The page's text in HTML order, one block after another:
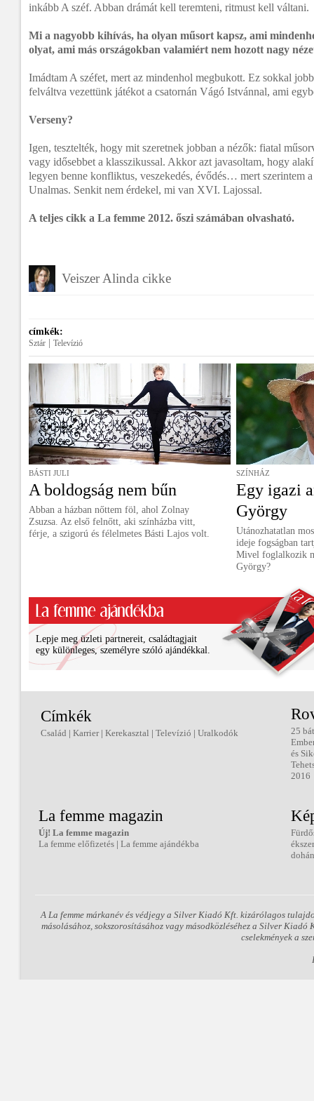
inkább A széf. Abban drámát kell teremteni, ritmust kell váltani.
Mi a nagyobb kihívás, ha olyan műsort kapsz, ami
olyat, ami más országokban valamiért nem hozott nagy
Imádtam A széfet, mert az mindenhol megbukott. Ez sokkal
felváltva vezettünk játékot a csatornán Vágó Istvánnal, ami
Verseny?
Igen, tesztelték, hogy mit szeretnek jobban a nézők: fiatal
vagy idősebbet a klasszikussal. Akkor azt javasoltam, hogy
legyen benne konfliktus, veszekedés, évődés… mert szerintem
Unalmas. Senkit nem érdekel, mi van XVI. Lajossal.
A teljes cikk a La femme 2012. őszi számában olvasható.
Veiszer Alinda cikke
címkék:
Sztár Televízió
BÁSTI JULI
A boldogság nem bűn
Abban a házban nőttem föl, ahol Zolnay
Zsuzsa. Az első felnőtt, aki színházba vitt,
férje, a szigorú és félelmetes Básti Lajos volt.
SZÍNHÁZ
Egy igazi
György
Utánozhatatlan
ideje fogságban
Mivel foglalkozik
György?
Lepje meg üzleti partnereit, családtagjait
egy különleges, személyre szóló ajándékkal.
Címkék
Család | Karrier| Kerekasztal | Televízió | Uralkodók
25
és
2016
La femme magazin
Új! La femme magazin
La femme előfizetés | La femme ajándékba
A La femme márkanév és védjegy a Silver Kiadó Kft. kizárólagos
másolásához, sokszorosításához vagy másodközléséhez a Silver
cselekmények a